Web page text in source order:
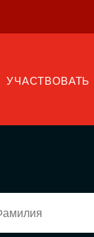
УЧАСТВОВАТЬ